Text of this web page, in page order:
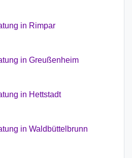
in Rimpar
in Greußenheim
in Hettstadt
in Waldbüttelbrunn